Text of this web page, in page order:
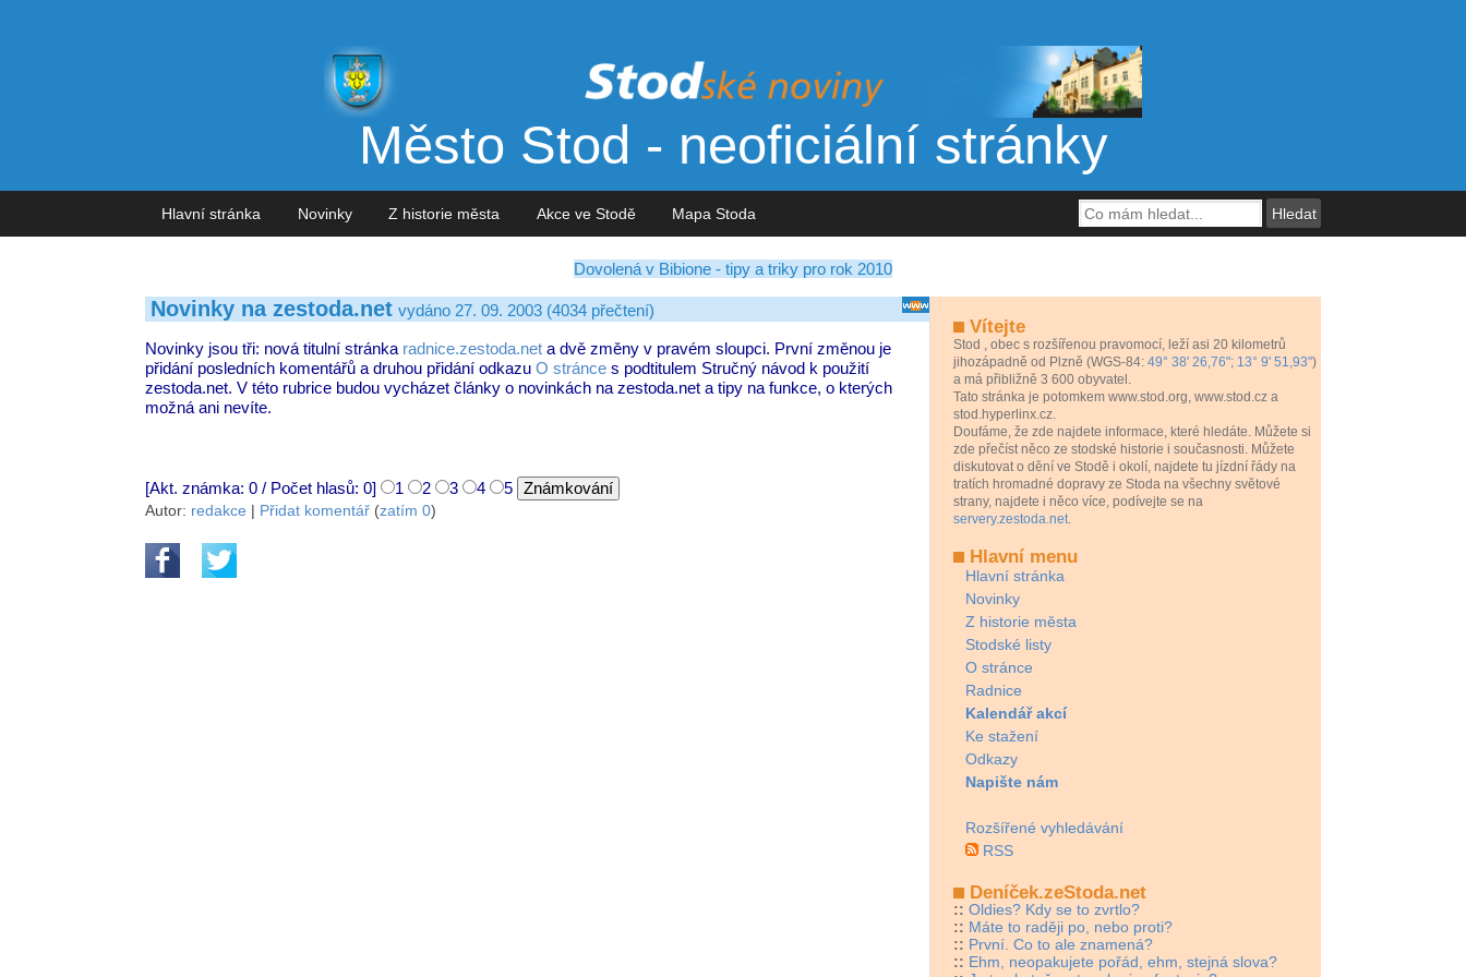
Město Stod - neoficiální stránky
Hlavní stránka Novinky Z historie města Akce ve Stodě Mapa Stoda
Dovolená v Bibione - tipy a triky pro rok 2010
Novinky na zestoda.net vydáno 27. 09. 2003 (4034 přečtení)
Novinky jsou tři: nová titulní stránka radnice.zestoda.net a dvě změny v pravém sloupci. První změnou je
přidání posledních komentářů a druhou přidání odkazu O stránce s podtitulem Stručný návod k použití
zestoda.net. V této rubrice budou vycházet články o novinkách na zestoda.net a tipy na funkce, o kterých
možná ani nevíte.
[Akt. známka: 0 / Počet hlasů: 0] 1 2 3 4 5
Autor: redakce | Přidat komentář (zatím 0)
Vítejte
Stod
, obec s rozšířenou pravomocí, leží asi 20 kilometrů
jihozápadně od Plzně (WGS-84: 49° 38' 26,76"; 13° 9' 51,93")
a má přibližně 3 600 obyvatel.
Tato stránka je potomkem www.stod.org, www.stod.cz a
stod.hyperlinx.cz.
Doufáme, že zde najdete informace, které hledáte. Můžete si
zde přečíst něco ze stodské historie i současnosti. Můžete
diskutovat o dění ve Stodě i okolí, najdete tu jízdní řády na
tratích hromadné dopravy ze Stoda na všechny světové
strany, najdete i něco více, podívejte se na
servery.zestoda.net.
Hlavní menu
Hlavní stránka
Novinky
Z historie města
Stodské listy
O stránce
Radnice
Kalendář akcí
Ke stažení
Odkazy
Napište nám
Rozšířené vyhledávání
RSS
Deníček.zeStoda.net
:: Oldies? Kdy se to zvrtlo?
:: Máte to raději po, nebo proti?
:: První. Co to ale znamená?
:: Ehm, neopakujete pořád, ehm, stejná slova?